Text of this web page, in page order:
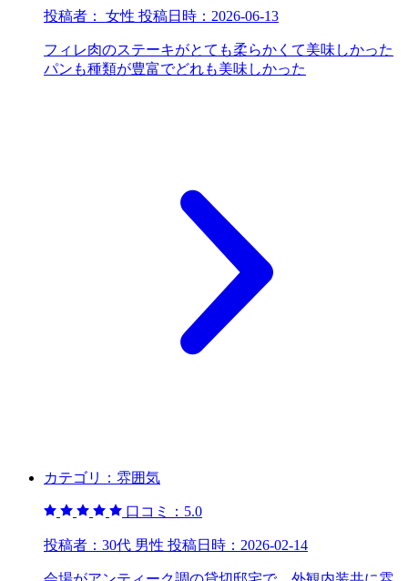
投稿者： 女性 投稿日時： 2026-06-13
フィレ肉のステーキがとても柔らかくて美味しかった
パンも種類が豊富でどれも美味しかった
カテゴリ： 雰囲気
口コミ： 5.0
投稿者： 30代 男性 投稿日時： 2026-02-14